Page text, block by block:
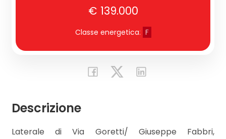
€ 139.000
Classe energetica: F
Descrizione
Laterale di Via Goretti/ Giuseppe Fabbri,
Prezzo
Totale